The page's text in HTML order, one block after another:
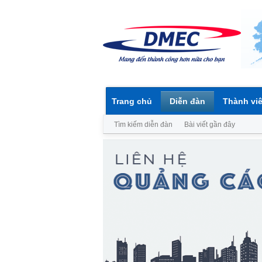
Trang chủ Diễn đàn
Tìm kiếm diễn đàn Bài viết gần đây
Thành